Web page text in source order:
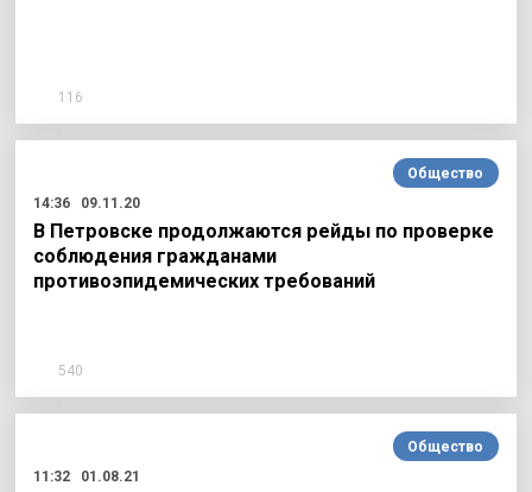
116
Общество
14:36
09.11.20
В Петровске продолжаются рейды по проверке
соблюдения гражданами
противоэпидемических требований
540
Общество
11:32
01.08.21